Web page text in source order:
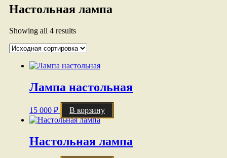
Настольная лампа
Showing all 4 results
Лампа настольная
15 000 ₽ В корзину
Настольная лампа